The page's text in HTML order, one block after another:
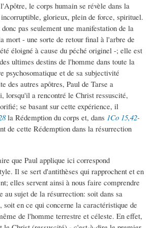
le corps humain se révèle dans la
glorieux, plein de force, spirituel.
pas seulement une manifestation de la
mort - une sorte de retour final à l'arbre de
éloigné à cause du péché originel -; elle est
ultimes destins de l'homme dans toute la
psychosomatique et de sa subjectivité
des autres apôtres, Paul de Tarse a
lorsqu'il a rencontré le Christ ressuscité,
se basant sur cette expérience, il
la Rédemption du corps et, dans 1Co 15,42-
de cette Rédemption dans la résurrection
que Paul applique ici correspond
Il se sert d'antithèses qui rapprochent et en
elles servent ainsi à nous faire comprendre
au sujet de la résurrection: soit dans sa
soit en ce qui concerne la caractéristique de
de l'homme terrestre et céleste. En effet,